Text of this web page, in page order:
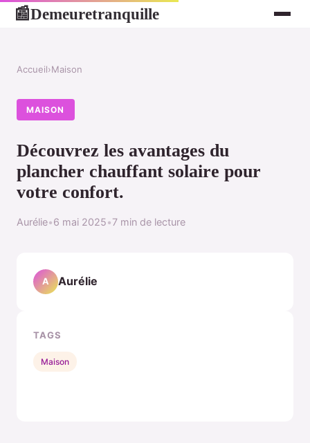
📰Demeuretranquille
Accueil›Maison
MAISON
Découvrez les avantages du
plancher chauffant solaire pour
votre confort.
Aurélie•6 mai 2025•7 min de lecture
A Aurélie
TAGS
Maison